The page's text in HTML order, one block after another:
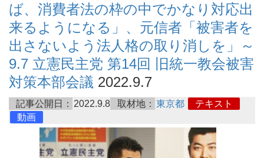
ば、消費者法の枠の中でかなり対応出
来るようになる」、元信者「被害者を
出さないよう法人格の取り消しを」～
9.7 立憲民主党 第14回 旧統一教会被害
対策本部会議 2022.9.7
記事公開日： 2022.9.8 取材地： 東京都
テキスト
動画